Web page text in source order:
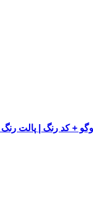
+ کد رنگ | پالت